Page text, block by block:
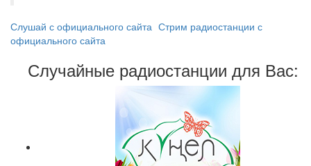
Слушай с официального сайта Стрим радиостанции с
официального сайта
Случайные радиостанции для Вас: